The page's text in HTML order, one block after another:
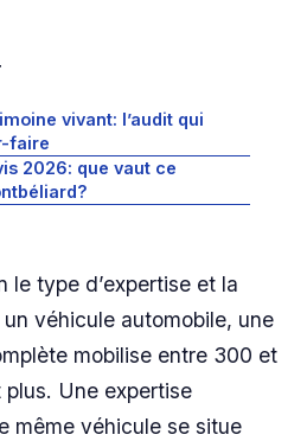
vivant: l’audit qui
faire
2026: que vaut ce
le type d’expertise et la
véhicule automobile, une
mobilise entre 300 et
Une expertise
même véhicule se situe